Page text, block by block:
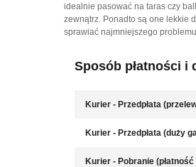
idealnie pasować na taras czy
zewnątrz. Ponadto są one lekkie
sprawiać najmniejszego
Sposób płatności i
Kurier - Przedpłata
Kurier - Przedpłata (duży
Kurier - Pobranie